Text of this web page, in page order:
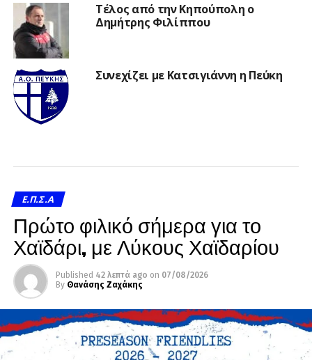
Τέλος από την Κηπούπολη ο
Δημήτρης Φιλίππου
Συνεχίζει με Κατσιγιάννη η Πεύκη
Ε.Π.Σ.Α
Πρώτο φιλικό σήμερα για το
Χαϊδάρι, με Λύκους Χαϊδαρίου
Published 42 λεπτά ago on 07/08/2026
By Θανάσης Ζαχάκης